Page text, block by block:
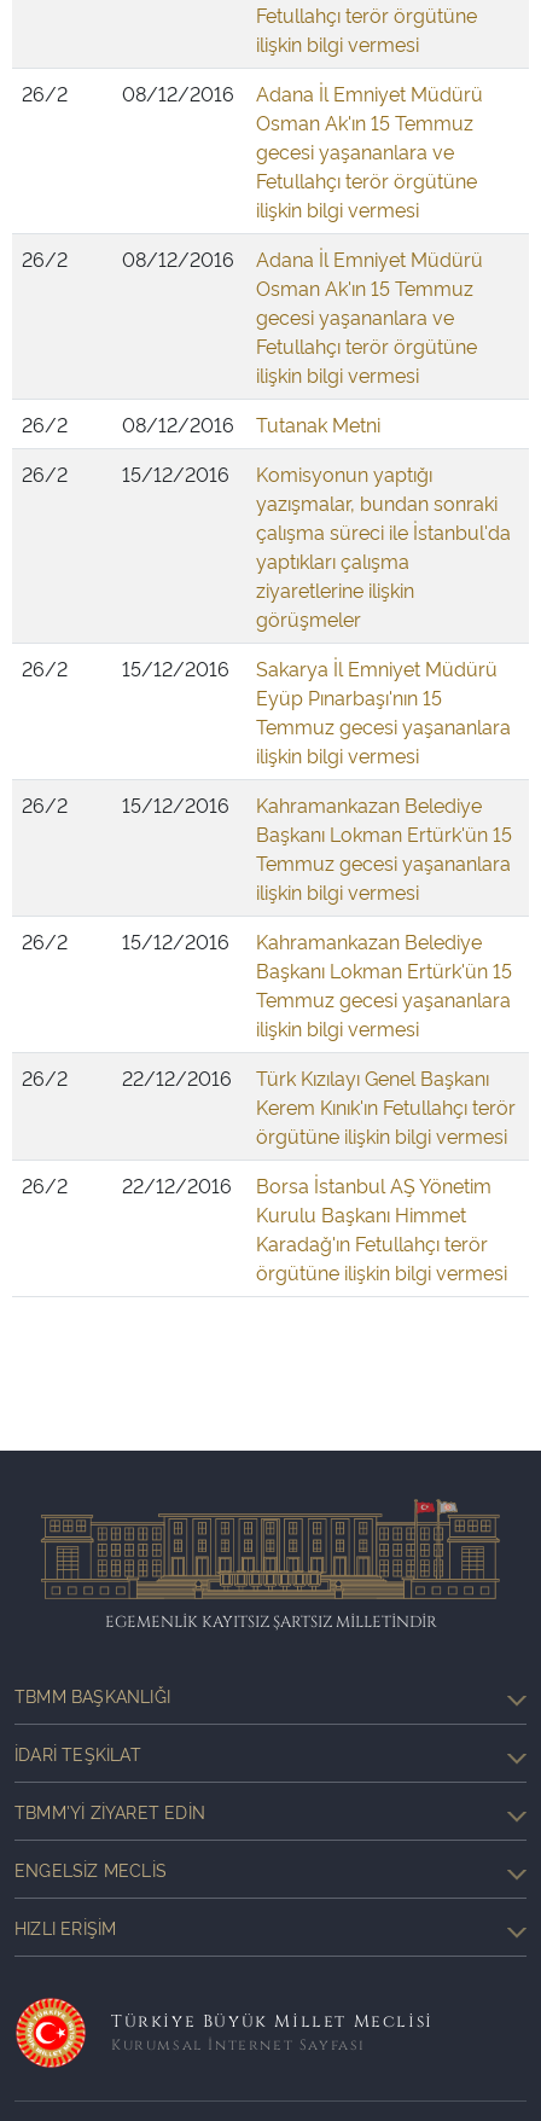
Fetullahçı terör örgütüne
ilişkin bilgi vermesi
26/2
08/12/2016
Adana İl Emniyet Müdürü
Osman Ak'ın 15 Temmuz
gecesi yaşananlara ve
Fetullahçı terör örgütüne
ilişkin bilgi vermesi
26/2
08/12/2016
Adana İl Emniyet Müdürü
Osman Ak'ın 15 Temmuz
gecesi yaşananlara ve
Fetullahçı terör örgütüne
ilişkin bilgi vermesi
26/2
08/12/2016
Tutanak Metni
26/2
15/12/2016
Komisyonun yaptığı
yazışmalar, bundan sonraki
çalışma süreci ile İstanbul'da
yaptıkları çalışma
ziyaretlerine ilişkin
görüşmeler
26/2
15/12/2016
Sakarya İl Emniyet Müdürü
Eyüp Pınarbaşı'nın 15
Temmuz gecesi yaşananlara
ilişkin bilgi vermesi
26/2
15/12/2016
Kahramankazan Belediye
Başkanı Lokman Ertürk'ün 15
Temmuz gecesi yaşananlara
ilişkin bilgi vermesi
26/2
15/12/2016
Kahramankazan Belediye
Başkanı Lokman Ertürk'ün 15
Temmuz gecesi yaşananlara
ilişkin bilgi vermesi
26/2
22/12/2016
Türk Kızılayı Genel Başkanı
Kerem Kınık'ın Fetullahçı terör
örgütüne ilişkin bilgi vermesi
26/2
22/12/2016
Borsa İstanbul AŞ Yönetim
Kurulu Başkanı Himmet
Karadağ'ın Fetullahçı terör
örgütüne ilişkin bilgi vermesi
EGEMENLİK KAYITSIZ ŞARTSIZ MİLLETİNDİR
TBMM BAŞKANLIĞI
İDARI TEŞKILAT
TBMM'YI ZIYARET EDIN
ENGELSIZ MECLIS
HIZLI ERIŞIM
Türkiye Büyük Millet Meclisi
Kurumsal İnternet Sayfası